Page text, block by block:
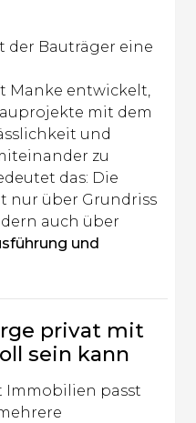
der Bauträger eine
Manke entwickelt,
mit dem
und
zu
das: Die
nur über Grundriss
auch über
und
privat mit
sein kann
Immobilien passt